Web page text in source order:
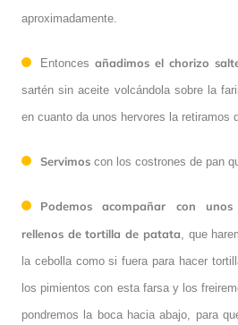
aproximadamente.
Entonces añadimos el chorizo
sartén sin aceite volcándola sobre la
en cuanto da unos hervores la retiramos
Servimos con los costrones de pan
Podemos acompañar con
rellenos de tortilla de patata, que
la cebolla como si fuera para hacer
los pimientos con esta farsa y los
pondremos la boca hacia abajo, para